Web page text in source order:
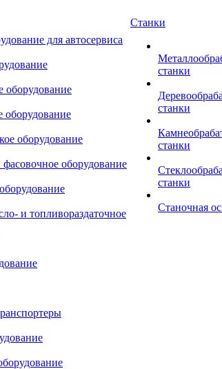
для автосервиса
оборудование
оборудование
оборудование
оборудование
и топливораздаточное
Станки
станки
станки
станки
станки
Станочная